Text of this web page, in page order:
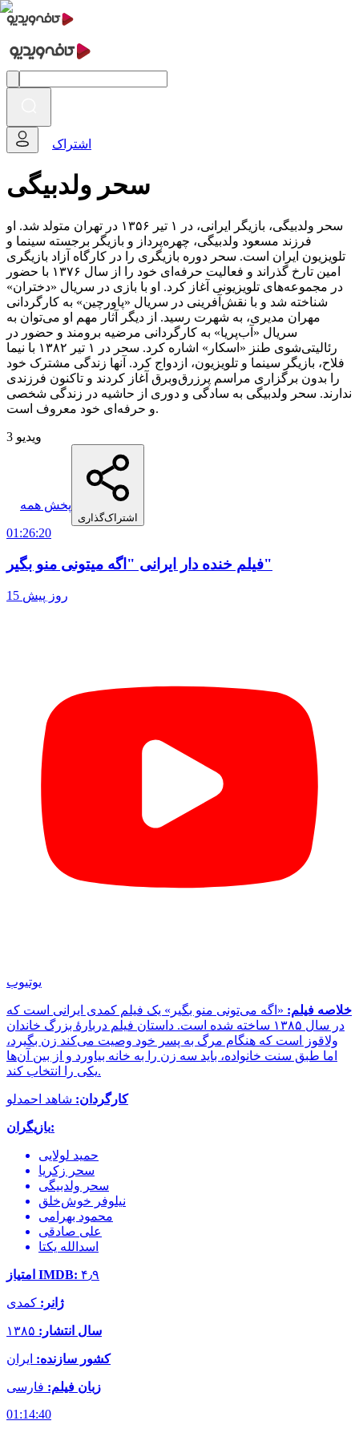
اشتراک
سحر ولدبیگی
سحر ولدبیگی، بازیگر ایرانی، در ۱ تیر ۱۳۵۶ در تهران متولد شد. او
فرزند مسعود ولدبیگی، چهره‌پرداز و بازیگر برجسته سینما و
تلویزیون ایران است. سحر دوره بازیگری را در کارگاه آزاد بازیگری
امین تارخ گذراند و فعالیت حرفه‌ای خود را از سال ۱۳۷۶ با حضور
در مجموعه‌های تلویزیونی آغاز کرد. او با بازی در سریال «دختران»
شناخته شد و با نقش‌آفرینی در سریال «پاورچین» به کارگردانی
مهران مدیری، به شهرت رسید. از دیگر آثار مهم او می‌توان به
سریال «آب‌پریا» به کارگردانی مرضیه برومند و حضور در
رئالیتی‌شوی طنز «اسکار» اشاره کرد. سحر در ۱ تیر ۱۳۸۲ با نیما
فلاح، بازیگر سینما و تلویزیون، ازدواج کرد. آنها زندگی مشترک خود
را بدون برگزاری مراسم پرزرق‌وبرق آغاز کردند و تاکنون فرزندی
ندارند. سحر ولدبیگی به سادگی و دوری از حاشیه در زندگی شخصی
و حرفه‌ای خود معروف است.​
3 ویدیو
پخش همه
اشتراک‌گذاری
01:26:20
فیلم خنده دار ایرانی "اگه میتونی منو بگیر"
15 روز پیش
یوتیوب
خلاصه فیلم: «اگه می‌تونی منو بگیر» یک فیلم کمدی ایرانی است که
در سال ۱۳۸۵ ساخته شده است. داستان فیلم دربارهٔ بزرگ خاندان
ولاقوز است که هنگام مرگ به پسر خود وصیت می‌کند زن بگیرد،
اما طبق سنت خانواده، باید سه زن را به خانه بیاورد و از بین آن‌ها
یکی را انتخاب کند.
کارگردان: شاهد احمدلو
بازیگران:
حمید لولایی
سحر زکریا
سحر ولدبیگی
نیلوفر خوش‌خلق
محمود بهرامی
علی صادقی
اسدالله یکتا
امتیاز IMDB: ۴٫۹
ژانر: کمدی
سال انتشار:
کشور سازنده: ایران
زبان فیلم: فارسی
01:14:40